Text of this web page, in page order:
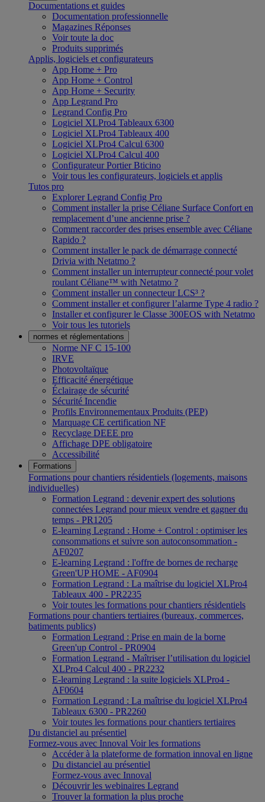
Documentations et guides
Documentation professionnelle
Magazines Réponses
Voir toute la doc
Produits supprimés
Applis, logiciels et configurateurs
App Home + Pro
App Home + Control
App Home + Security
App Legrand Pro
Legrand Config Pro
Logiciel XLPro4 Tableaux 6300
Logiciel XLPro4 Tableaux 400
Logiciel XLPro4 Calcul 6300
Logiciel XLPro4 Calcul 400
Configurateur Portier Bticino
Voir tous les configurateurs, logiciels et applis
Tutos pro
Explorer Legrand Config Pro
Comment installer la prise Céliane Surface Confort en
remplacement d’une ancienne prise ?
Comment raccorder des prises ensemble avec Céliane
Rapido ?
Comment installer le pack de démarrage connecté
Drivia with Netatmo ?
Comment installer un interrupteur connecté pour volet
roulant Céliane™ with Netatmo ?
Comment installer un connecteur LCS³ ?
Comment installer et configurer l’alarme Type 4 radio ?
Installer et configurer le Classe 300EOS with Netatmo
Voir tous les tutoriels
normes et réglementations
Norme NF C 15-100
IRVE
Photovoltaïque
Efficacité énergétique
Éclairage de sécurité
Sécurité Incendie
Profils Environnementaux Produits (PEP)
Marquage CE certification NF
Recyclage DEEE pro
Affichage DPE obligatoire
Accessibilité
Formations
Formations pour chantiers résidentiels (logements, maisons
individuelles)
Formation Legrand : devenir expert des solutions
connectées Legrand pour mieux vendre et gagner du
temps - PR1205
E-learning Legrand : Home + Control : optimiser les
consommations et suivre son autoconsommation -
AF0207
E-learning Legrand : l'offre de bornes de recharge
Green'UP HOME - AF0904
Formation Legrand : La maîtrise du logiciel XLPro4
Tableaux 400 - PR2235
Voir toutes les formations pour chantiers résidentiels
Formations pour chantiers tertiaires (bureaux, commerces,
batiments publics)
Formation Legrand : Prise en main de la borne
Green'up Control - PR0904
Formation Legrand - Maîtriser l’utilisation du logiciel
XLPro4 Calcul 400 - PR2232
E-learning Legrand : la suite logiciels XLPro4 -
AF0604
Formation Legrand : La maîtrise du logiciel XLPro4
Tableaux 6300 - PR2260
Voir toutes les formations pour chantiers tertiaires
Du distanciel au présentiel
Formez-vous avec Innoval Voir les formations
Accéder à la plateforme de formation innoval en ligne
Du distanciel au présentiel
Formez-vous avec Innoval
Découvrir les webinaires Legrand
Trouver la formation la plus proche